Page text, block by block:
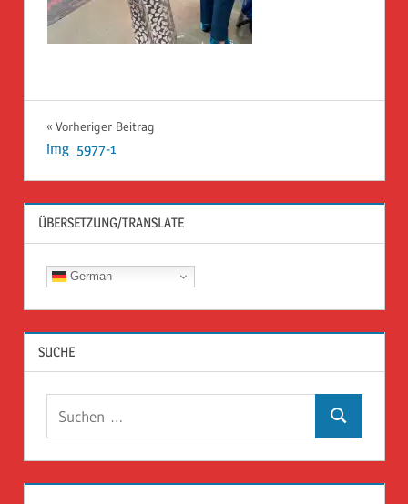
Beitragsnavigation
Vorheriger Beitrag
img_5977-1
ÜBERSETZUNG/TRANSLATE
German
SUCHE
Suchen